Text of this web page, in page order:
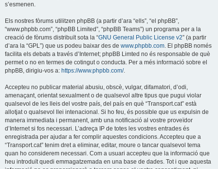
s’esmenen.
Els nostres fòrums utilitzen phpBB (a partir d’ara “ells”, “el phpBB”,
“www.phpbb.com”, “phpBB Limited”, “phpBB Teams”) un programa per a la
creació de fòrums distribuït sota la “GNU General Public License v2” (a partir
d’ara la “GPL”) que us podeu baixar des de www.phpbb.com . El phpBB només
facilita els debats a través d’Internet; phpBB Limted no és responsable de què
permet o no en termes de cotingut o conducta. Per a més informació sobre el
phpBB, dirigiu-vos a: https://www.phpbb.com/.
Accepteu no publicar material abusiu, obscè, vulgar, difamatori, d’odi,
amenaçant, orientat sexualment o de qualsevol altre tipus que pugui violar
qualsevol de les lleis del vostre país, del país en què “Transport.cat” està
allotjat o qualsevol llei intenacional. Si ho feu, és possible que us expulsin de
manera immediata i permanent, amb una notificació al vostre proveïdor
d’Internet si fos necessari. L’adreça IP de totes les vostres entrades és
enregistrada per ajudar a fer complir aquestes condicions. Accepteu que a
“Transport.cat” tenim dret a eliminar, editar, moure o tancar qualsevol tema
quan ho considerem necessari. Com a usuari accepteu que la informació que
heu introduït quedi emmagatzemada en una base de dades. Tot i que aquesta